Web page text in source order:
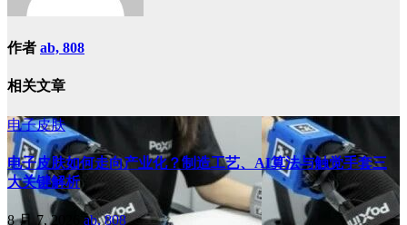
作者 ab, 808
相关文章
电子皮肤
电子皮肤如何走向产业化？制造工艺、AI算法与触觉手套三
大关键解析
8 月 7, 2026 ab, 808